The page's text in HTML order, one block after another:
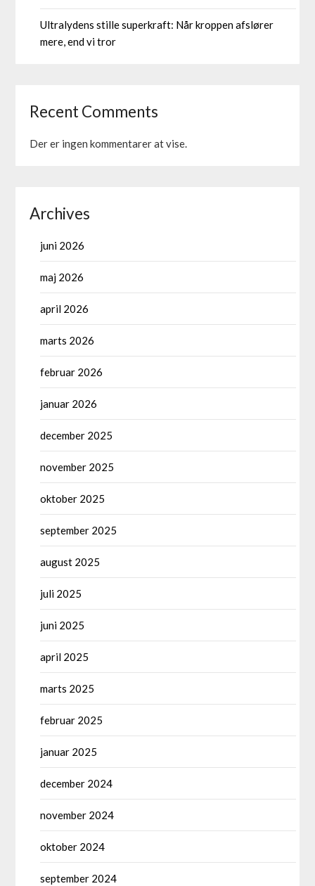
Ultralydens stille superkraft: Når kroppen afslører
mere, end vi tror
Recent Comments
Der er ingen kommentarer at vise.
Archives
juni 2026
maj 2026
april 2026
marts 2026
februar 2026
januar 2026
december 2025
november 2025
oktober 2025
september 2025
august 2025
juli 2025
juni 2025
april 2025
marts 2025
februar 2025
januar 2025
december 2024
november 2024
oktober 2024
september 2024